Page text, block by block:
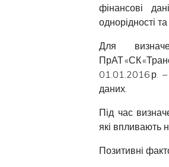
фінансові
однорідності
Для
ПрАТ «СК
01.01.2016 р.
даних.
Під час
які впливають
Позитивні